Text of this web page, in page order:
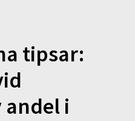
tipsar:
i